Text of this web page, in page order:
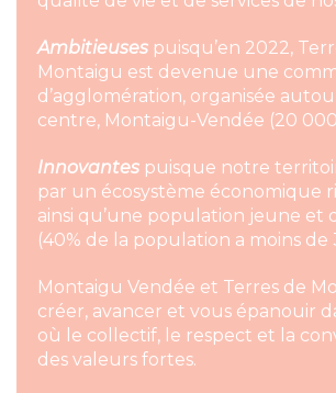
Ambitieuses puisqu’en 2022,
Montaigu est devenue une
d’agglomération, organisée
centre, Montaigu-Vendée (20
Innovantes puisque notre
par un écosystème économique
ainsi qu’une population jeune et
(40% de la population a moins de
Montaigu Vendée et Terres de
créer, avancer et vous épanouir
où le collectif, le respect et la
des valeurs fortes.